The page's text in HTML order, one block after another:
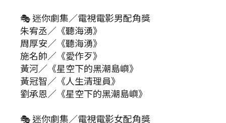
🎭 迷你劇集／電視電影男配角獎
朱宥丞／《聽海湧》
周厚安／《聽海湧》
施名帥／《愛作歹》
黃河／《星空下的黑潮島嶼》
黃冠智／《人生清理員》
劉承恩／《星空下的黑潮島嶼》
🎭 迷你劇集／電視電影女配角獎